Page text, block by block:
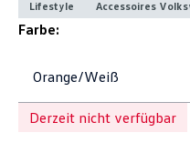
Lifestyle Accessoires
Farbe:
Orange/Weiß
Derzeit nicht verfügbar